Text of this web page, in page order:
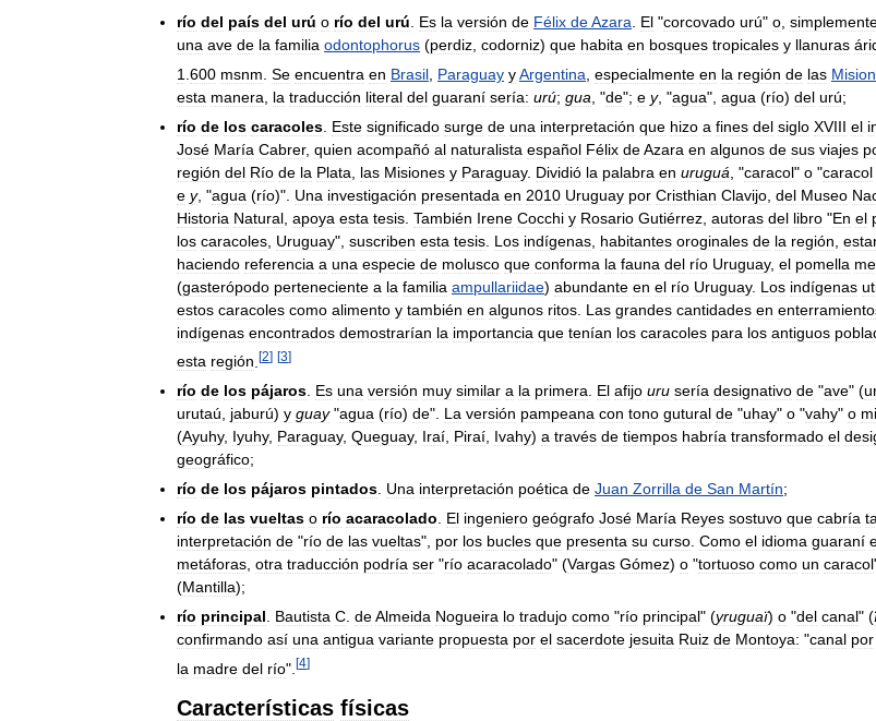
río del país del urú o río del urú Es la versión de Félix deAzara El "corcovado urú" o
una ave de la familia odontophorus (perdiz codorniz) que habita en bosques tropicales y llanuras
1 600 msnm Se encuentra en Brasil Paraguay yArgentina especialmente en la región de las
esta manera la traducción literal del guaraní sería: urú; gua , "de"; e y, "agua", agua (río) del urú;
río de los caracoles Este significado surge de una interpretación que hizo a fines del siglo XVIII el
José María Cabrer, quien acompañó al naturalista español Félix deAzara en algunos de sus viajes
región del Río de la Plata las Misiones y Paraguay. Dividió la palabra en uruguá , "caracol" o "caracol
e y, "agua (río)". Una investigación presentada en 2010 Uruguay por Cristhian Clavijo del Museo
Historia Natural apoya esta tesis También Irene Cocchi y Rosario Gutiérrez autoras del libro "En el
los caracoles Uruguay", suscriben esta tesis Los indígenas habitantes oroginales de la región
haciendo referencia a una especie de molusco que conforma la fauna del río Uruguay, el pomella
(gasterópodo perteneciente a la familia ampullariidae) abundante en el río Uruguay. Los indígenas
estos caracoles como alimento y también en algunos ritos Las grandes cantidades en
indígenas encontrados demostrarían la importancia que tenían los caracoles para los antiguos
esta región [2] [3]
río de los pájaros. Es una versión muy similar a la primera. El afijo uru sería designativo de "ave" (
urutaú, jaburú) y guay"agua (río) de". La versión pampeana con tono gutural de "uhay" o "vahy" o
(Ayuhy, Iyuhy, Paraguay, Queguay, Iraí, Piraí, Ivahy) a través de tiempos habría transformado el
geográfico;
río de los pájaros pintados. Una interpretación poética de Juan Zorrilla de San Martín;
río de las vueltas o río acaracolado. El ingeniero geógrafo José María Reyes sostuvo que cabría
interpretación de "río de las vueltas", por los bucles que presenta su curso. Como el idioma guaraní
metáforas, otra traducción podría ser "río acaracolado" (Vargas Gómez) o "tortuoso como un caracol
(Mantilla);
río principal. Bautista C. deAlmeida Nogueira lo tradujo como "río principal" (yruguaï) o "del canal" (
confirmando así una antigua variante propuesta por el sacerdote jesuita Ruiz de Montoya: "canal por
la madre del río". [4]
Características físicas